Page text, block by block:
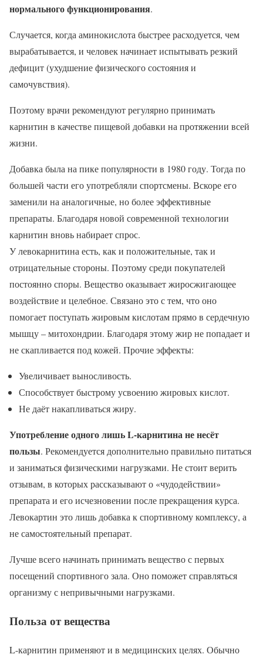
нормального функционирования.
Случается, когда аминокислота быстрее расходуется, чем
вырабатывается, и человек начинает испытывать резкий
дефицит (ухудшение физического состояния и
самочувствия).
Поэтому врачи рекомендуют регулярно принимать
карнитин в качестве пищевой добавки на протяжении всей
жизни.
Добавка была на пике популярности в 1980 году. Тогда по
большей части его употребляли спортсмены. Вскоре его
заменили на аналогичные, но более эффективные
препараты. Благодаря новой современной технологии
карнитин вновь набирает спрос.
У левокарнитина есть, как и положительные, так и
отрицательные стороны. Поэтому среди покупателей
постоянно споры. Вещество оказывает жиросжигающее
воздействие и целебное. Связано это с тем, что оно
помогает поступать жировым кислотам прямо в сердечную
мышцу – митохондрии. Благодаря этому жир не попадает и
не скапливается под кожей. Прочие эффекты:
Увеличивает выносливость.
Способствует быстрому усвоению жировых кислот.
Не даёт накапливаться жиру.
Употребление одного лишьL-карнитина не несёт
пользы. Рекомендуется дополнительно правильно питаться
и заниматься физическими нагрузками. Не стоит верить
отзывам, в которых рассказывают о «чудодействии»
препарата и его исчезновении после прекращения курса.
Левокартин это лишь добавка к спортивному комплексу, а
не самостоятельный препарат.
Лучше всего начинать принимать вещество с первых
посещений спортивного зала. Оно поможет справляться
организму с непривычными нагрузками.
Польза от вещества
L-карнитин применяют и в медицинских целях. Обычно